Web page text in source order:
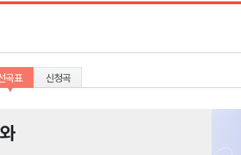
곡표 신청곡